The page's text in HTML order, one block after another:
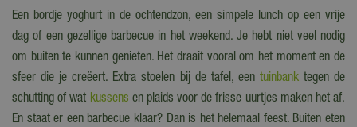
Een bordje yoghurt in de ochtendzon, een simpele lunch op een vrije
dag of een gezellige barbecue in het weekend. Je hebt niet veel nodig
om buiten te kunnen genieten. Het draait vooral om het moment en de
sfeer die je creëert. Extra stoelen bij de tafel, een tuinbanktegen de
schutting of wat kussens en plaids voor de frisse uurtjes maken het af.
En staat er een barbecue klaar? Dan is het helemaal feest. Buiten eten